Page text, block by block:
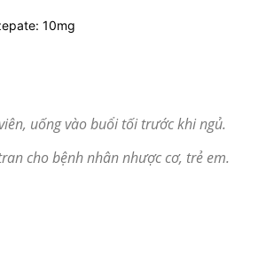
10mg
uống vào buổi tối trước khi ngủ.
cho bệnh nhân nhược cơ, trẻ em.